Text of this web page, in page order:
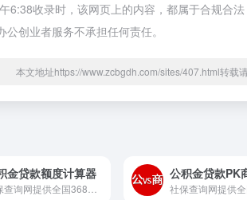
6:38收录时，该网页上的内容，都属于合规合
创业者服务不承担任何责任。
本文地址https://www.zcbgdh.com/sites/407.html转载
金贷款额度计算器 公积金贷款PK